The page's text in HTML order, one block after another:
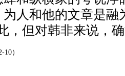
人和他的文章是融
，但对韩非来说，
）